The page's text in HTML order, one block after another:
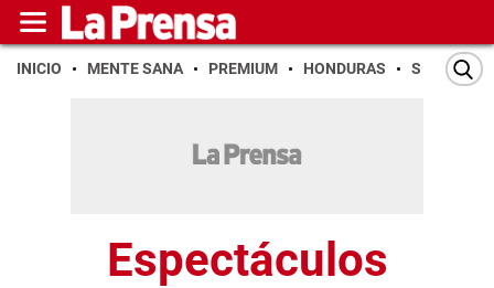
INICIO MENTE SANA PREMIUM HONDURAS SAN PEDRO
Espectáculos